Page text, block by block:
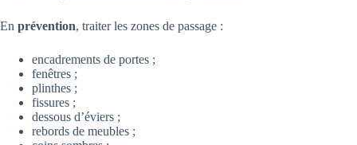
En prévention, traiter les zones de passage :
encadrements de portes ;
fenêtres ;
plinthes ;
fissures ;
dessous d’éviers ;
rebords de meubles ;